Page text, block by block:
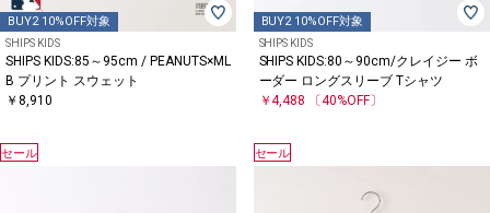
BUY2 10%OFF対象
SHIPS KIDS
SHIPS KIDS:85～95cm / PEANUTS×ML
B プリント スウェット
￥8,910
BUY2 10%OFF対象
SHIPS KIDS
SHIPS KIDS:80～90cm/クレイジー ボ
ーダー ロングスリーブ Tシャツ
￥4,488
〔40%OFF〕
セール セール